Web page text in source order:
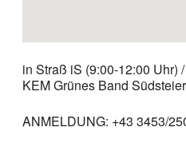
in Straß iS (9:00-12:00 Uhr)
KEM Grünes Band
ANMELDUNG: +43 3453/